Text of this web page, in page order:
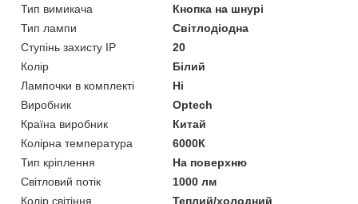
Тип вимикача
Кнопка на шнурі
Тип лампи
Світлодіодна
Ступінь захисту IP
20
Колір
Білий
Лампочки в комплекті
Ні
Виробник
Optech
Країна виробник
Китай
Колірна температура
6000К
Тип кріплення
На поверхню
Світловий потік
1000 лм
Колір світіння
Теплий/холодний